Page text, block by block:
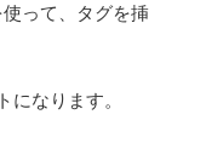
って、タグを挿
になります。